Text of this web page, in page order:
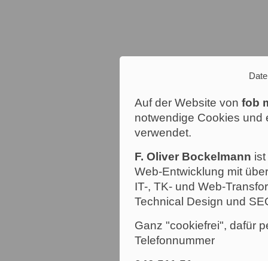
Auf der Website von fob
notwendige Cookies und
verwendet.
F. Oliver Bockelmann
Web-Entwicklung mit
IT-, TK- und Web-
Technical Design und
Ganz "cookiefrei", dafür
Telefonnummer